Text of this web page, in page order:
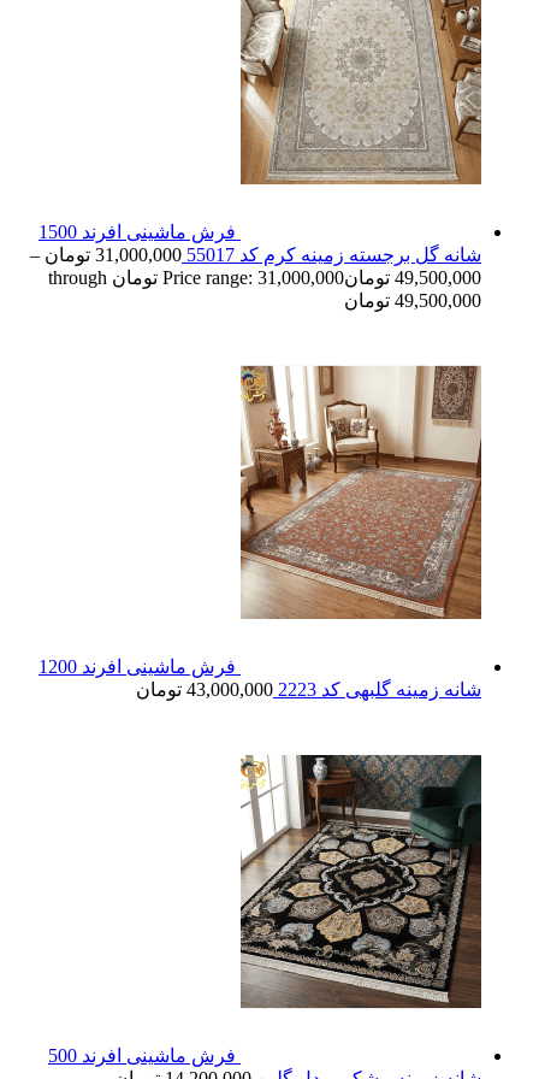
فرش ماشینی افرند 1500
شانه گل برجسته زمینه کرم کد 55017
31,000,000 تومان –
49,500,000 تومان
Price range: 31,000,000 تومان through
49,500,000 تومان
فرش ماشینی افرند 1200
شانه زمینه گلبهی کد 2223
43,000,000 تومان
فرش ماشینی افرند 500